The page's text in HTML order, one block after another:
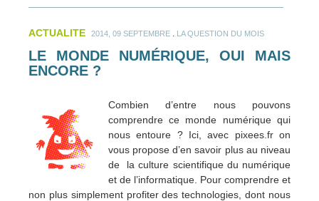
ACTUALITE 2014, 09 SEPTEMBRE LA QUESTION DU MOIS
LE MONDE NUMÉRIQUE, OUI MAIS
ENCORE ?
Combien d’entre nous pouvons
comprendre ce monde numérique qui
nous entoure ? Ici, avec pixees.fr on
vous propose d’en savoir plus au niveau
de la culture scientifique du numérique
et de l’informatique. Pour comprendre et
non plus simplement profiter des technologies, dont nous